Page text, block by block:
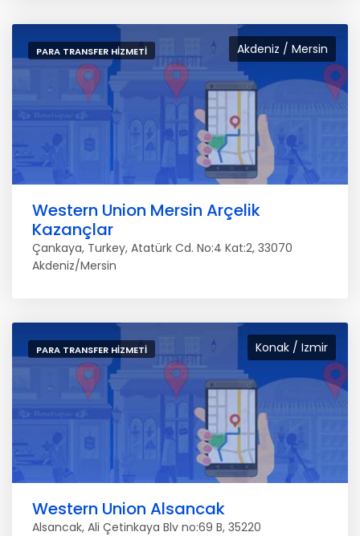
Akdeniz / Mersin
PARA TRANSFER HIZMETI
Western Union Mersin Arçelik
Kazançlar
Çankaya, Turkey, Atatürk Cd. No:4 Kat:2, 33070
Akdeniz/Mersin
Konak / Izmir
PARA TRANSFER HIZMETI
Western Union Alsancak
Alsancak, Ali Çetinkaya Blv no:69 B, 35220